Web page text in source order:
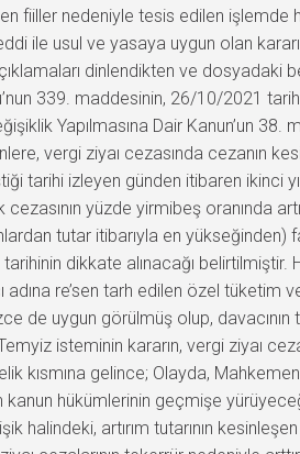
nedeniyle tesis edilen işlemde
ile usul ve yasaya uygun olan
dinlendikten ve
339. maddesinin, 26/10/2021
Yapılmasına Dair Kanun’un
vergi ziyaı cezasında cezanın
tarihi izleyen günden itibaren ikinci
yüzde yirmibeş oranında
tutar itibarıyla en yükseğinden)
dikkate alınacağı belirtilmiştir.
re’sen tarh edilen özel tüketim
de uygun görülmüş olup,
isteminin kararın, vergi ziyaı
kısmına gelince; Olayda,
hükümlerinin geçmişe
halindeki, artırım tutarının